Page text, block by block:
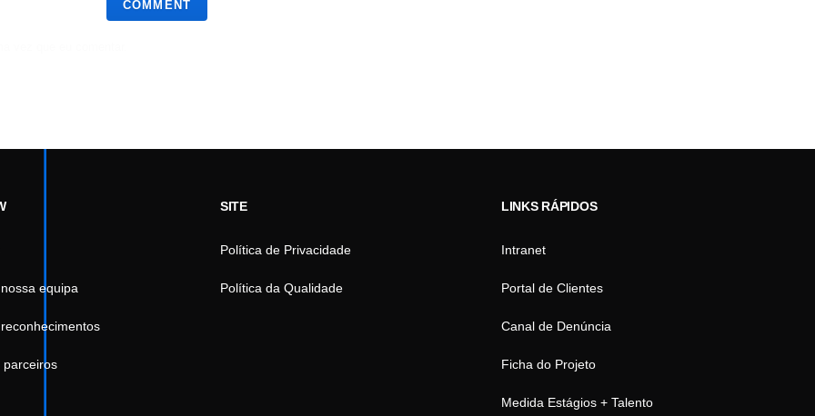
equipa
parceiros
SITE
Política de Privacidade
Política da Qualidade
LINKS RÁPIDOS
Intranet
Portal de Clientes
Canal de Denúncia
Ficha do Projeto
Medida Estágios + Talento